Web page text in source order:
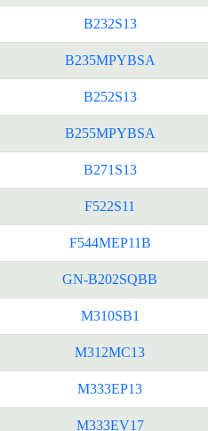
B232S13
B235MPYBSA
B252S13
B255MPYBSA
B271S13
F522S11
F544MEP11B
GN-B202SQBB
M310SB1
M312MC13
M333EP13
M333EV17